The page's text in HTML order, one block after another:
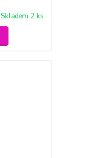
Skladem 2 ks